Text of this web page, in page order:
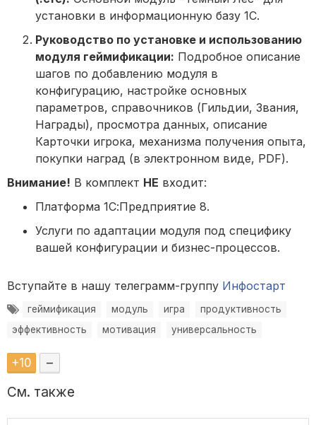
установки в информационную базу 1С.
Руководство по установке и использованию
модуля геймификации: Подробное описание
шагов по добавлению модуля в
конфигурацию, настройке основных
параметров, справочников (Гильдии, Звания,
Награды), просмотра данных, описание
Карточки игрока, механизма получения опыта,
покупки наград (в электронном виде, PDF).
Внимание! В комплект НЕ входит:
Платформа 1С:Предприятие 8.
Услуги по адаптации модуля под специфику
вашей конфигурации и бизнес-процессов.
Вступайте в нашу телеграмм-группу Инфостарт
геймификация модуль игра
продуктивность
эффективность
мотивация универсальность
+10 –
См. также